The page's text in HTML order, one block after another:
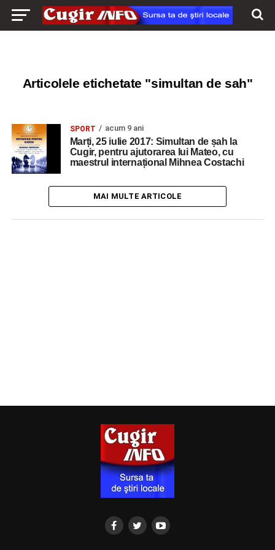
Articolele etichetate "simultan de sah"
SPORT acum 9 ani
Marți, 25 iulie 2017: Simultan de șah la
Cugir, pentru ajutorarea lui Mateo, cu
maestrul internațional Mihnea Costachi
MAI MULTE ARTICOLE